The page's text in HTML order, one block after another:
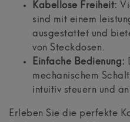
Kabellose Freiheit:
sind mit einem
ausgestattet und
von Steckdosen.
Einfache Bedienung:
mechanischem
intuitiv steuern und
Erleben Sie die perfekte